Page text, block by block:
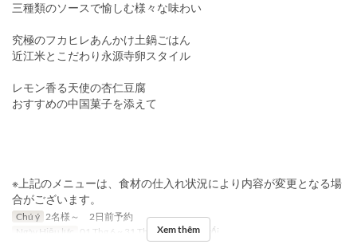
三種類のソースで愉しむ様々な味わい
究極のフカヒレあんかけ土鍋ごはん
近江米とこだわり永源寺卵スタイル
レモン香る天使の杏仁豆腐
おすすめの中国菓子を添えて
※上記のメニューは、食材の仕入れ状況により内容が変更となる場
合がございます。
Chú ý 2名様～ 2日前予約
Ngày Hiệu lực
01 Thg 6 ~ 31 Thg 8 Bữa Bữa tối
Xem thêm